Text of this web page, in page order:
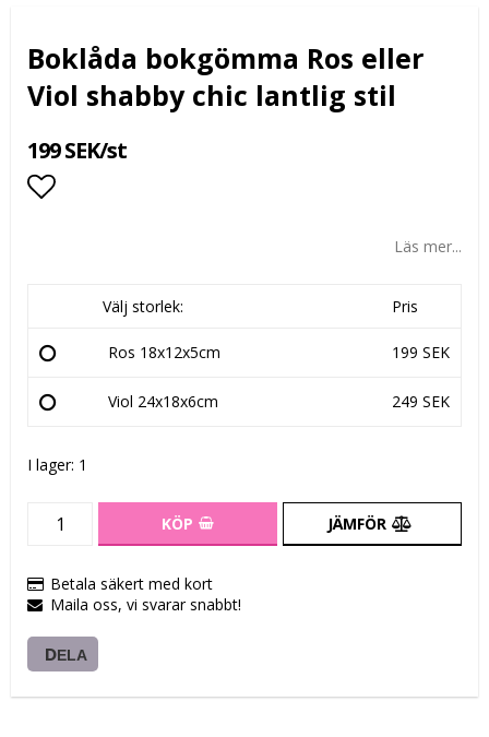
Boklåda bokgömma Ros eller
Viol shabby chic lantlig stil
199 SEK/st
Läs mer...
Välj storlek: Pris
Ros 18x12x5cm 199 SEK
Viol 24x18x6cm 249 SEK
I lager: 1
KÖP JÄMFÖR
Betala säkert med kort
Maila oss, vi svarar snabbt!
DELA